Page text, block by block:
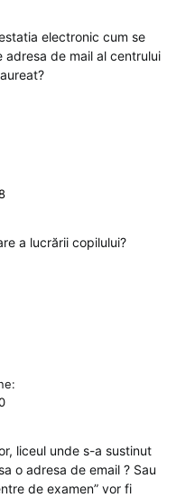
electronic cum se
de mail al centrului
a lucrării copilului?
liceul unde s-a sustinut
o adresa de email ? Sau
de examen” vor fi